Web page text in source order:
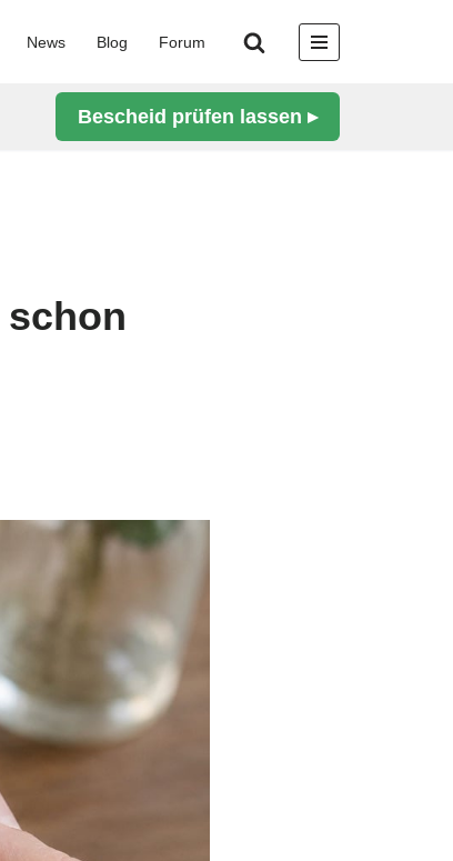
News Blog Forum
Bescheid prüfen lassen ▸